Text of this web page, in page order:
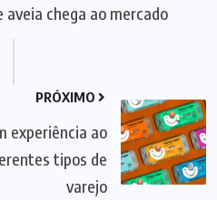
aveia chega ao mercado
PRÓXIMO
experiência ao
tipos de
varejo